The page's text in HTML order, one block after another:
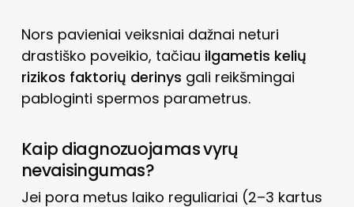
Nors pavieniai veiksniai dažnai neturi
drastiško poveikio, tačiau ilgametis kelių
rizikos faktorių derinys gali reikšmingai
pabloginti spermos parametrus.
Kaip diagnozuojamas vyrų
nevaisingumas?
Jei pora metus laiko reguliariai (2–3 kartus